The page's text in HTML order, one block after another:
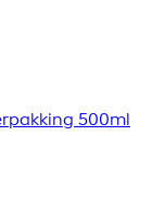
500ml